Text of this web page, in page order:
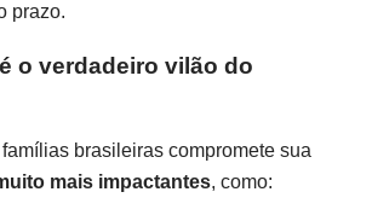
prazo.
o verdadeiro vilão do
brasileiras compromete sua
mais impactantes, como: